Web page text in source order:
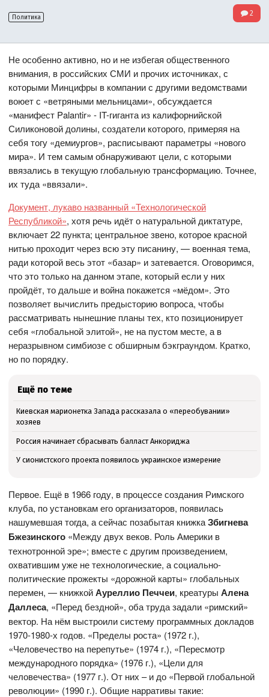
Политика 2
Не особенно активно, но и не избегая общественного
внимания, в российских СМИ и прочих источниках, с
которыми Минцифры в компании с другими ведомствами
воюет с «ветряными мельницами», обсуждается
«манифест Palantir» - IT-гиганта из калифорнийской
Силиконовой долины, создатели которого, примеряя на
себя тогу «демиургов», расписывают параметры «нового
мира». И тем самым обнаруживают цели, с которыми
ввязались в текущую глобальную трансформацию. Точнее,
их туда «ввязали».
Документ, лукаво названный «Технологической
Республикой», хотя речь идёт о натуральной диктатуре,
включает 22 пункта; центральное звено, которое красной
нитью проходит через всю эту писанину, — военная тема,
ради которой весь этот «базар» и затевается. Оговоримся,
что это только на данном этапе, который если у них
пройдёт, то дальше и война покажется «мёдом». Это
позволяет вычислить предысторию вопроса, чтобы
рассматривать нынешние планы тех, кто позиционирует
себя «глобальной элитой», не на пустом месте, а в
неразрывном симбиозе с обширным бэкграундом. Кратко,
но по порядку.
Ещё по теме
Киевская марионетка Запада рассказала о «переобувании»
хозяев
Россия начинает сбрасывать балласт Анкориджа
У сионистского проекта появилось украинское измерение
Первое. Ещё в 1966 году, в процессе создания Римского
клуба, по установкам его организаторов, появилась
нашумевшая тогда, а сейчас позабытая книжкаЗбигнева
Бжезинского «Между двух веков. Роль Америки в
технотронной эре»; вместе с другим произведением,
охватившим уже не технологические, а социально-
политические прожекты «дорожной карты» глобальных
перемен, — книжкойАуреллио Печчеи, креатурыАлена
Даллеса, «Перед бездной», оба труда задали «римский»
вектор. На нём выстроили систему программных докладов
1970-1980-х годов. «Пределы роста» (1972 г.),
«Человечество на перепутье» (1974 г.), «Пересмотр
международного порядка» (1976 г.), «Цели для
человечества» (1977 г.). От них – и до «Первой глобальной
революции» (1990 г.). Общие нарративы такие: